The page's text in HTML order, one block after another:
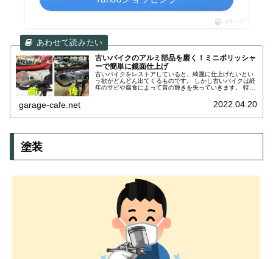
ポチップ
古いバイクのアルミ部品を磨く！ミニポリッシャ
ーで簡単に鏡面仕上げ
古いバイクをレストアしていると、綺麗に仕上げたいとい
う欲がどんどん出てくるものです。 しかし古いバイクは経
年のサビや腐食によって昔の輝きを失っていきます。 特に
にポンコツ感が増してしまいます。 この白くなったアルミ
パーツはピカールなどの金属磨きで磨いても輝きを取り戻
garage-cafe.net 2022.04.20
塗装